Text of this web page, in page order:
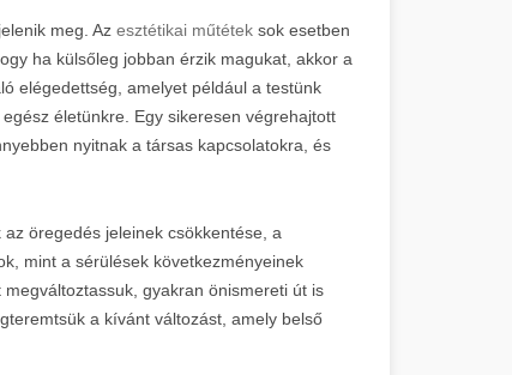
meg. Az esztétikai műtétek sok esetben
ha külsőleg jobban érzik magukat, akkor a
elégedettség, amelyet például a testünk
életünkre. Egy sikeresen végrehajtott
nyitnak a társas kapcsolatokra, és
öregedés jeleinek csökkentése, a
mint a sérülések következményeinek
gyakran önismereti út is
a kívánt változást, amely belső